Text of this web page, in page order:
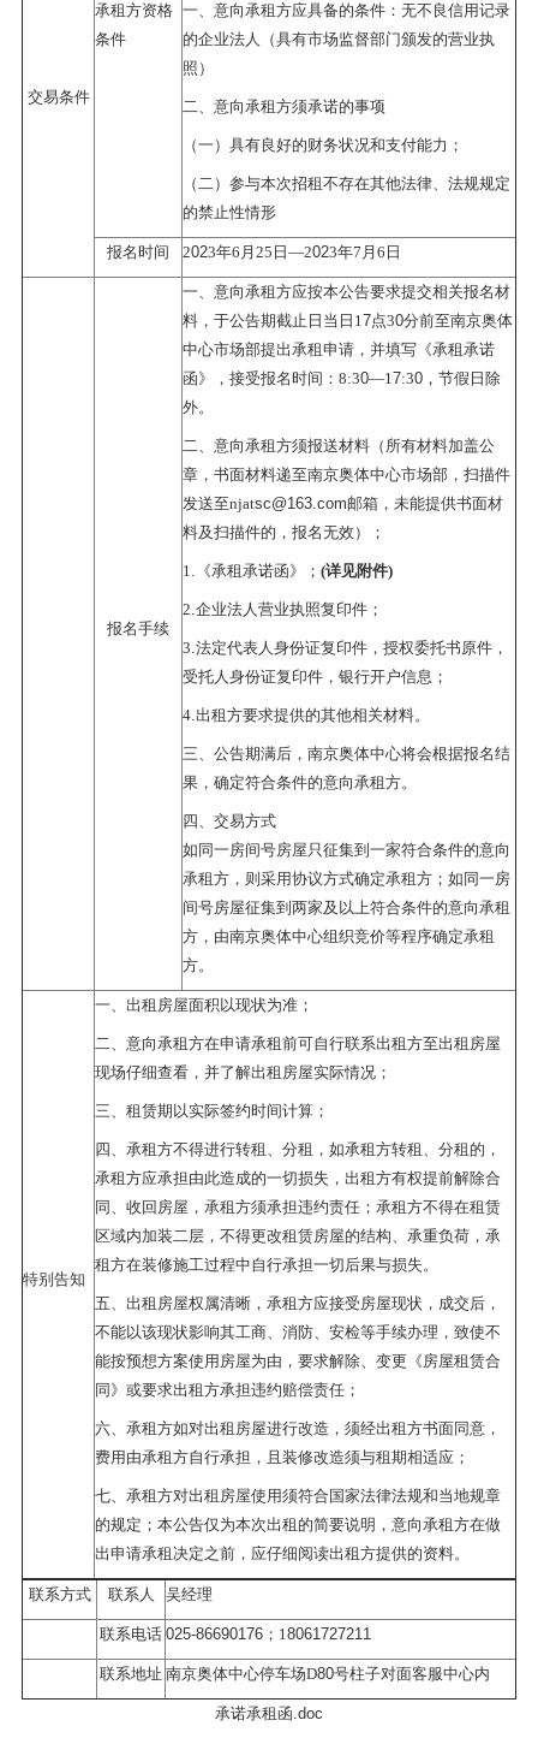
交易条件
承租方资格
条件
一、意向承租方应具备的条件：无不良信用记录
的企业法人（具有市场监督部门颁发的营业执
照）
二、意向承租方须承诺的事项
（一）具有良好的财务状况和支付能力；
（二）参与本次招租不存在其他法律、法规规定
的禁止性情形
报名时间 2023年6 月 25 日 —2023年7 月 6 日
报名手续
一、意向承租方应按本公告要求提交相关报名材
料，于公告期截止日当日 1 7点30分前至南京奥体
中心市场部提出承租申请，并填写《承租承诺
函》，接受报名时间： 8:30—1 7:30 ，节假日除
外。
二、意向承租方须报送材料（所有材料加盖公
章，书面材料递至南京奥体中心市场部，扫描件
发送至njatsc@163.com邮箱，未能提供书面材
料及扫描件的，报名无效）；
1 《承租承诺函》； (详见附件)
2 企业法人营业执照复印件；
3 法定代表人身份证复印件，授权委托书原件，
受托人身份证复印件，银行开户信息；
4 出租方要求提供的其他相关材料。
三、公告期满后，南京奥体中心将会根据报名结
果，确定符合条件的意向承租方。
四、交易方式
如同一房间号房屋只征集到一家符合条件的意向
承租方，则采用协议方式确定承租方；如同一房
间号房屋征集到两家及以上符合条件的意向承租
方，由南京奥体中心组织竞价等程序确定承租
方。
特别告知
一、出租房屋面积以现状为准；
二、意向承租方在申请承租前可自行联系出租方至出租房屋
现场仔细查看，并了解出租房屋实际情况；
三、租赁期以实际签约时间计算；
四、承租方不得进行转租、分租，如承租方转租、分租的，
承租方应承担由此造成的一切损失，出租方有权提前解除合
同、收回房屋，承租方须承担违约责任；承租方不得在租赁
区域内加装二层，不得更改租赁房屋的结构、承重负荷，承
租方在装修施工过程中自行承担一切后果与损失。
五、出租房屋权属清晰，承租方应接受房屋现状，成交后，
不能以该现状影响其工商、消防、安检等手续办理，致使不
能按预想方案使用房屋为由，要求解除、变更《房屋租赁合
同》或要求出租方承担违约赔偿责任；
六、承租方如对出租房屋进行改造，须经出租方书面同意，
费用由承租方自行承担，且装修改造须与租期相适应；
七、承租方对出租房屋使用须符合国家法律法规和当地规章
的规定；本公告仅为本次出租的简要说明，意向承租方在做
出申请承租决定之前，应仔细阅读出租方提供的资料。
联系方式 联系人 吴经理
联系电话 025-86690176 ； 1 8061727211
联系地址 南京奥体中心停车场D80号柱子对面客服中心内
承诺承租函.doc